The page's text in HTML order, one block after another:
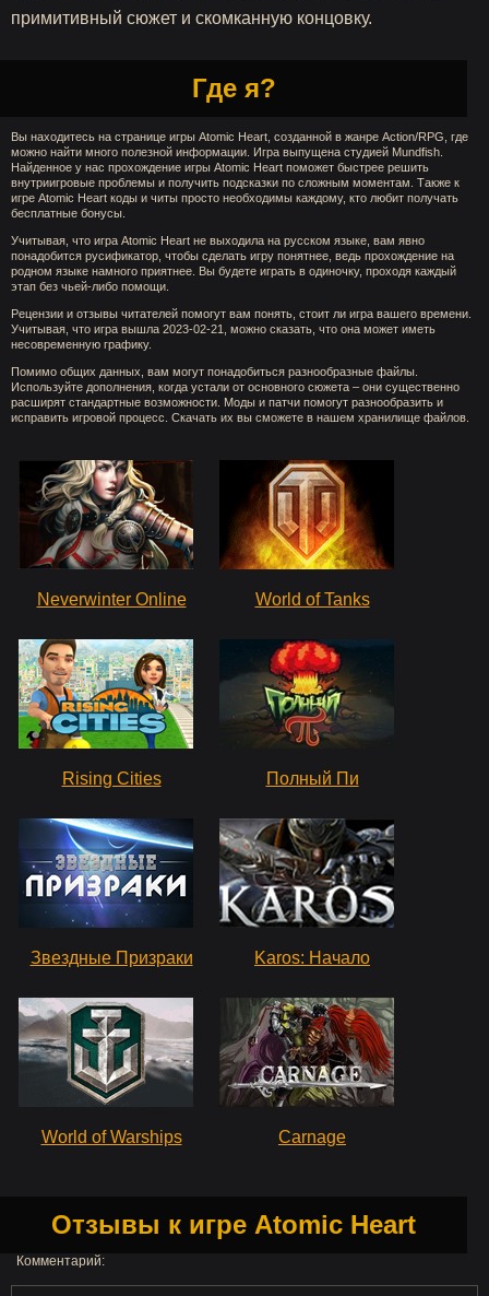
примитивный сюжет и скомканную концовку.
Где я?
Вы находитесь на странице игры Atomic Heart, созданной в жанре Action/RPG, где
можно найти много полезной информации. Игра выпущена студией Mundfish.
Найденное у нас прохождение игры Atomic Heart поможет быстрее решить
внутриигровые проблемы и получить подсказки по сложным моментам. Также к
игре Atomic Heart коды и читы просто необходимы каждому, кто любит получать
бесплатные бонусы.
Учитывая, что игра Atomic Heart не выходила на русском языке, вам явно
понадобится русификатор, чтобы сделать игру понятнее, ведь прохождение на
родном языке намного приятнее. Вы будете играть в одиночку, проходя каждый
этап без чьей-либо помощи.
Рецензии и отзывы читателей помогут вам понять, стоит ли игра вашего времени.
Учитывая, что игра вышла 2023-02-21, можно сказать, что она может иметь
несовременную графику.
Помимо общих данных, вам могут понадобиться разнообразные файлы.
Используйте дополнения, когда устали от основного сюжета – они существенно
расширят стандартные возможности. Моды и патчи помогут разнообразить и
исправить игровой процесс. Скачать их вы сможете в нашем хранилище файлов.
Neverwinter Online World of Tanks
Rising Cities Полный Пи
Звездные Призраки Karos: Начало
World of Warships Carnage
Отзывы к игре Atomic Heart
Комментарий: